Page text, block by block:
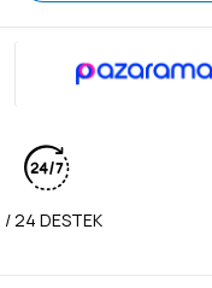
/ 24 DESTEK